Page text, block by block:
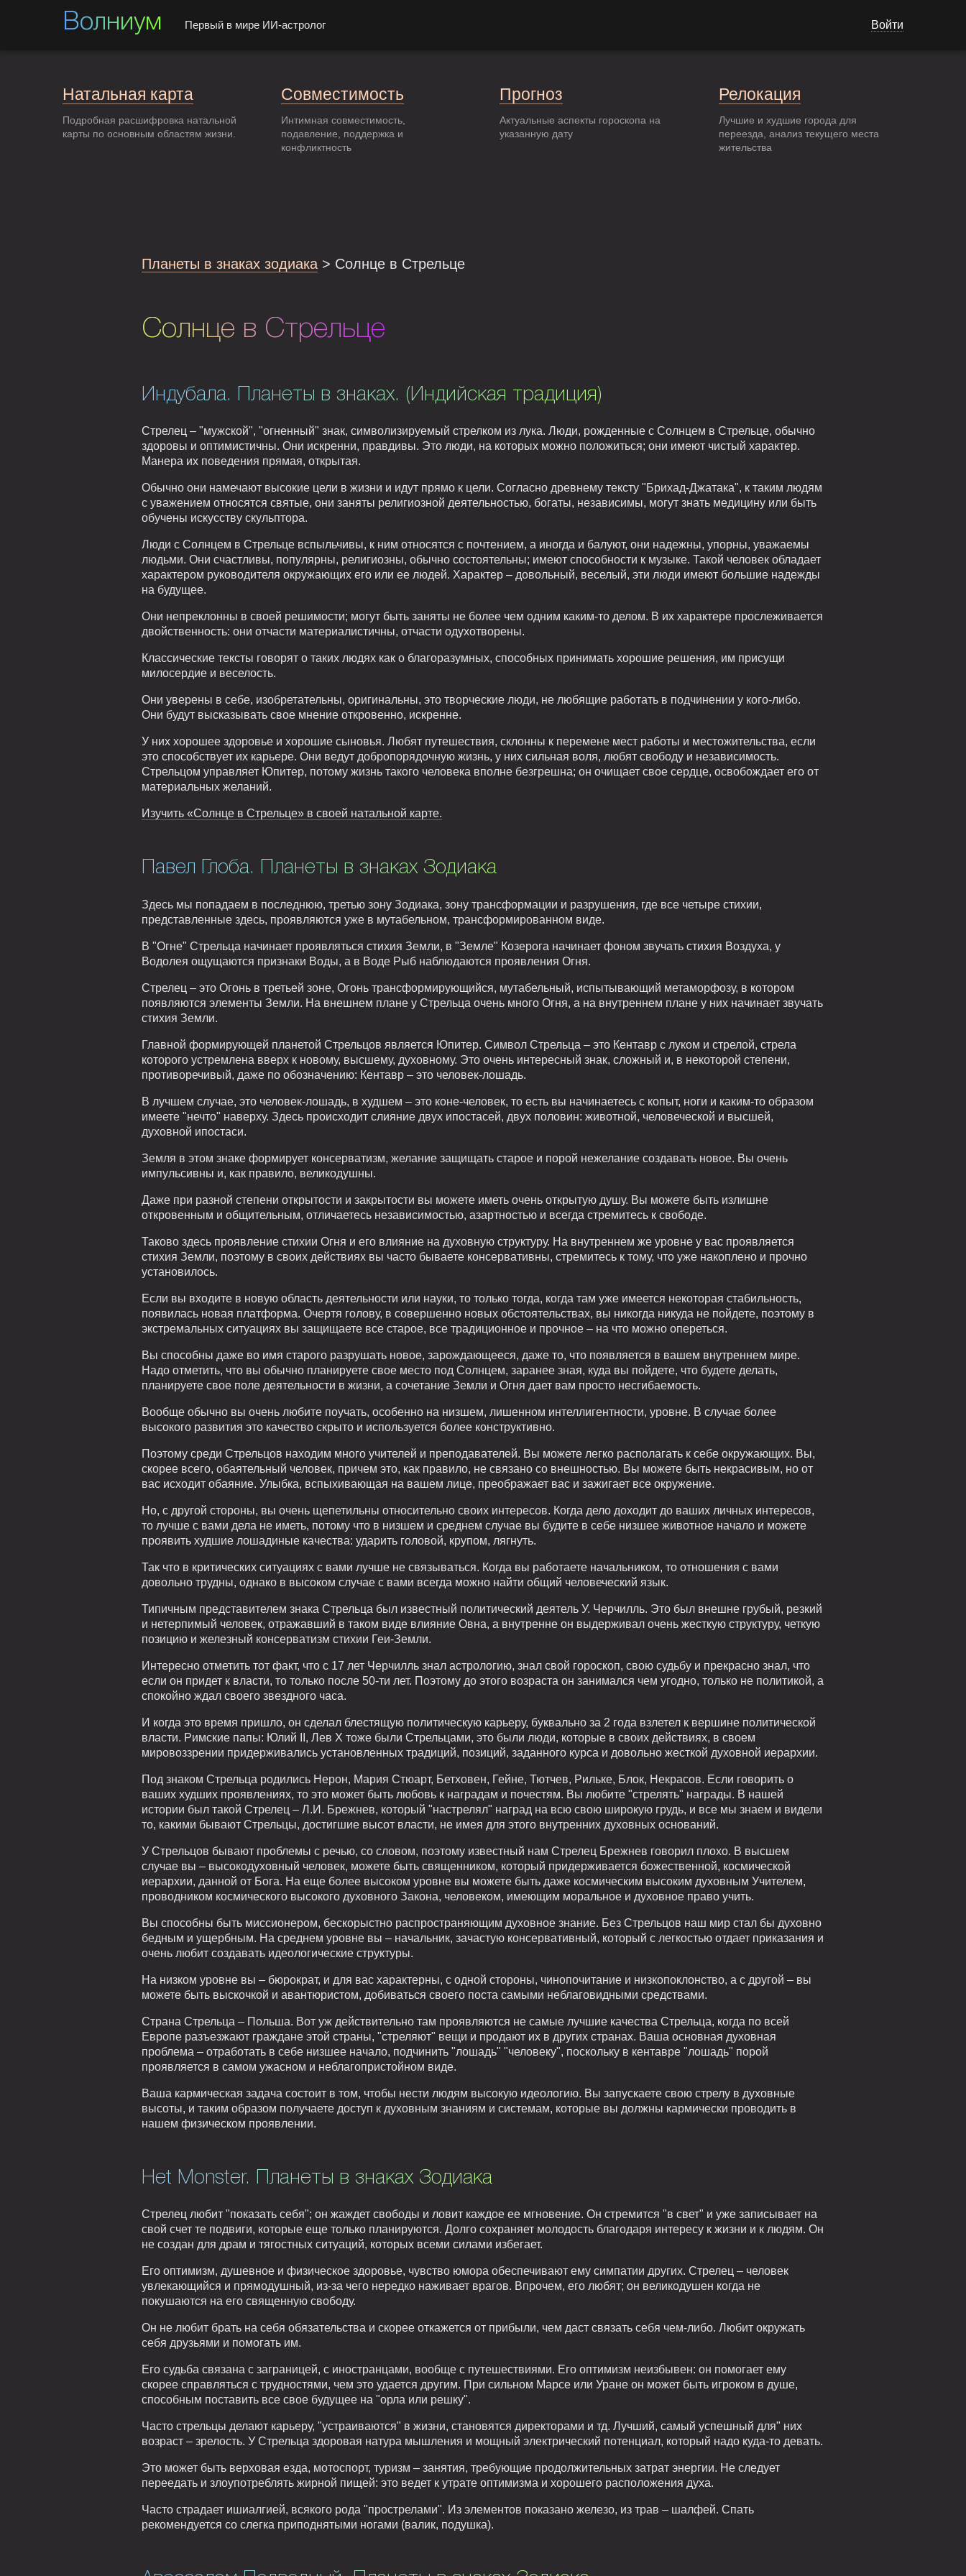
Волниум Первый в мире ИИ-астролог Войти
Натальная карта
Подробная расшифровка натальной
карты по основным областям жизни.
Совместимость
Интимная совместимость,
подавление, поддержка и
конфликтность
Прогноз
Актуальные аспекты гороскопа на
указанную дату
Релокация
Лучшие и худшие города для
переезда, анализ текущего места
жительства
Планеты в знаках зодиака > Солнце в Стрельце
Солнце в Стрельце
Индубала. Планеты в знаках. (Индийская традиция)
Стрелец – "мужской", "огненный" знак, символизируемый стрелком из лука. Люди, рожденные с Солнцем в Стрельце, обычно
здоровы и оптимистичны. Они искренни, правдивы. Это люди, на которых можно положиться; они имеют чистый характер.
Манера их поведения прямая, открытая.
Обычно они намечают высокие цели в жизни и идут прямо к цели. Согласно древнему тексту "Брихад-Джатака", к таким людям
с уважением относятся святые, они заняты религиозной деятельностью, богаты, независимы, могут знать медицину или быть
обучены искусству скульптора.
Люди с Солнцем в Стрельце вспыльчивы, к ним относятся с почтением, а иногда и балуют, они надежны, упорны, уважаемы
людьми. Они счастливы, популярны, религиозны, обычно состоятельны; имеют способности к музыке. Такой человек обладает
характером руководителя окружающих его или ее людей. Характер – довольный, веселый, эти люди имеют большие надежды
на будущее.
Они непреклонны в своей решимости; могут быть заняты не более чем одним каким-то делом. В их характере прослеживается
двойственность: они отчасти материалистичны, отчасти одухотворены.
Классические тексты говорят о таких людях как о благоразумных, способных принимать хорошие решения, им присущи
милосердие и веселость.
Они уверены в себе, изобретательны, оригинальны, это творческие люди, не любящие работать в подчинении у кого-либо.
Они будут высказывать свое мнение откровенно, искренне.
У них хорошее здоровье и хорошие сыновья. Любят путешествия, склонны к перемене мест работы и местожительства, если
это способствует их карьере. Они ведут добропорядочную жизнь, у них сильная воля, любят свободу и независимость.
Стрельцом управляет Юпитер, потому жизнь такого человека вполне безгрешна; он очищает свое сердце, освобождает его от
материальных желаний.
Изучить «Солнце в Стрельце» в своей натальной карте.
Павел Глоба. Планеты в знаках Зодиака
Здесь мы попадаем в последнюю, третью зону Зодиака, зону трансформации и разрушения, где все четыре стихии,
представленные здесь, проявляются уже в мутабельном, трансформированном виде.
В "Огне" Стрельца начинает проявляться стихия Земли, в "Земле" Козерога начинает фоном звучать стихия Воздуха, у
Водолея ощущаются признаки Воды, а в Воде Рыб наблюдаются проявления Огня.
Стрелец – это Огонь в третьей зоне, Огонь трансформирующийся, мутабельный, испытывающий метаморфозу, в котором
появляются элементы Земли. На внешнем плане у Стрельца очень много Огня, а на внутреннем плане у них начинает звучать
стихия Земли.
Главной формирующей планетой Стрельцов является Юпитер. Символ Стрельца – это Кентавр с луком и стрелой, стрела
которого устремлена вверх к новому, высшему, духовному. Это очень интересный знак, сложный и, в некоторой степени,
противоречивый, даже по обозначению: Кентавр – это человек-лошадь.
В лучшем случае, это человек-лошадь, в худшем – это коне-человек, то есть вы начинаетесь с копыт, ноги и каким-то образом
имеете "нечто" наверху. Здесь происходит слияние двух ипостасей, двух половин: животной, человеческой и высшей,
духовной ипостаси.
Земля в этом знаке формирует консерватизм, желание защищать старое и порой нежелание создавать новое. Вы очень
импульсивны и, как правило, великодушны.
Даже при разной степени открытости и закрытости вы можете иметь очень открытую душу. Вы можете быть излишне
откровенным и общительным, отличаетесь независимостью, азартностью и всегда стремитесь к свободе.
Таково здесь проявление стихии Огня и его влияние на духовную структуру. На внутреннем же уровне у вас проявляется
стихия Земли, поэтому в своих действиях вы часто бываете консервативны, стремитесь к тому, что уже накоплено и прочно
установилось.
Если вы входите в новую область деятельности или науки, то только тогда, когда там уже имеется некоторая стабильность,
появилась новая платформа. Очертя голову, в совершенно новых обстоятельствах, вы никогда никуда не пойдете, поэтому в
экстремальных ситуациях вы защищаете все старое, все традиционное и прочное – на что можно опереться.
Вы способны даже во имя старого разрушать новое, зарождающееся, даже то, что появляется в вашем внутреннем мире.
Надо отметить, что вы обычно планируете свое место под Солнцем, заранее зная, куда вы пойдете, что будете делать,
планируете свое поле деятельности в жизни, а сочетание Земли и Огня дает вам просто несгибаемость.
Вообще обычно вы очень любите поучать, особенно на низшем, лишенном интеллигентности, уровне. В случае более
высокого развития это качество скрыто и используется более конструктивно.
Поэтому среди Стрельцов находим много учителей и преподавателей. Вы можете легко располагать к себе окружающих. Вы,
скорее всего, обаятельный человек, причем это, как правило, не связано со внешностью. Вы можете быть некрасивым, но от
вас исходит обаяние. Улыбка, вспыхивающая на вашем лице, преображает вас и зажигает все окружение.
Но, с другой стороны, вы очень щепетильны относительно своих интересов. Когда дело доходит до ваших личных интересов,
то лучше с вами дела не иметь, потому что в низшем и среднем случае вы будите в себе низшее животное начало и можете
проявить худшие лошадиные качества: ударить головой, крупом, лягнуть.
Так что в критических ситуациях с вами лучше не связываться. Когда вы работаете начальником, то отношения с вами
довольно трудны, однако в высоком случае с вами всегда можно найти общий человеческий язык.
Типичным представителем знака Стрельца был известный политический деятель У. Черчилль. Это был внешне грубый, резкий
и нетерпимый человек, отражавший в таком виде влияние Овна, а внутренне он выдерживал очень жесткую структуру, четкую
позицию и железный консерватизм стихии Геи-Земли.
Интересно отметить тот факт, что с 17 лет Черчилль знал астрологию, знал свой гороскоп, свою судьбу и прекрасно знал, что
если он придет к власти, то только после 50-ти лет. Поэтому до этого возраста он занимался чем угодно, только не политикой, а
спокойно ждал своего звездного часа.
И когда это время пришло, он сделал блестящую политическую карьеру, буквально за 2 года взлетел к вершине политической
власти. Римские папы: Юлий II, Лев Х тоже были Стрельцами, это были люди, которые в своих действиях, в своем
мировоззрении придерживались установленных традиций, позиций, заданного курса и довольно жесткой духовной иерархии.
Под знаком Стрельца родились Нерон, Мария Стюарт, Бетховен, Гейне, Тютчев, Рильке, Блок, Некрасов. Если говорить о
ваших худших проявлениях, то это может быть любовь к наградам и почестям. Вы любите "стрелять" награды. В нашей
истории был такой Стрелец – Л.И. Брежнев, который "настрелял" наград на всю свою широкую грудь, и все мы знаем и видели
то, какими бывают Стрельцы, достигшие высот власти, не имея для этого внутренних духовных оснований.
У Стрельцов бывают проблемы с речью, со словом, поэтому известный нам Стрелец Брежнев говорил плохо. В высшем
случае вы – высокодуховный человек, можете быть священником, который придерживается божественной, космической
иерархии, данной от Бога. На еще более высоком уровне вы можете быть даже космическим высоким духовным Учителем,
проводником космического высокого духовного Закона, человеком, имеющим моральное и духовное право учить.
Вы способны быть миссионером, бескорыстно распространяющим духовное знание. Без Стрельцов наш мир стал бы духовно
бедным и ущербным. На среднем уровне вы – начальник, зачастую консервативный, который с легкостью отдает приказания и
очень любит создавать идеологические структуры.
На низком уровне вы – бюрократ, и для вас характерны, с одной стороны, чинопочитание и низкопоклонство, а с другой – вы
можете быть выскочкой и авантюристом, добиваться своего поста самыми неблаговидными средствами.
Страна Стрельца – Польша. Вот уж действительно там проявляются не самые лучшие качества Стрельца, когда по всей
Европе разъезжают граждане этой страны, "стреляют" вещи и продают их в других странах. Ваша основная духовная
проблема – отработать в себе низшее начало, подчинить "лошадь" "человеку", поскольку в кентавре "лошадь" порой
проявляется в самом ужасном и неблагопристойном виде.
Ваша кармическая задача состоит в том, чтобы нести людям высокую идеологию. Вы запускаете свою стрелу в духовные
высоты, и таким образом получаете доступ к духовным знаниям и системам, которые вы должны кармически проводить в
нашем физическом проявлении.
Het Monster. Планеты в знаках Зодиака
Стрелец любит "показать себя"; он жаждет свободы и ловит каждое ее мгновение. Он стремится "в свет" и уже записывает на
свой счет те подвиги, которые еще только планируются. Долго сохраняет молодость благодаря интересу к жизни и к людям. Он
не создан для драм и тягостных ситуаций, которых всеми силами избегает.
Его оптимизм, душевное и физическое здоровье, чувство юмора обеспечивают ему симпатии других. Стрелец – человек
увлекающийся и прямодушный, из-за чего нередко наживает врагов. Впрочем, его любят; он великодушен когда не
покушаются на его священную свободу.
Он не любит брать на себя обязательства и скорее откажется от прибыли, чем даст связать себя чем-либо. Любит окружать
себя друзьями и помогать им.
Его судьба связана с заграницей, с иностранцами, вообще с путешествиями. Его оптимизм неизбывен: он помогает ему
скорее справляться с трудностями, чем это удается другим. При сильном Марсе или Уране он может быть игроком в душе,
способным поставить все свое будущее на "орла или решку".
Часто стрельцы делают карьеру, "устраиваются" в жизни, становятся директорами и тд. Лучший, самый успешный для" них
возраст – зрелость. У Стрельца здоровая натура мышления и мощный электрический потенциал, который надо куда-то девать.
Это может быть верховая езда, мотоспорт, туризм – занятия, требующие продолжительных затрат энергии. Не следует
переедать и злоупотреблять жирной пищей: это ведет к утрате оптимизма и хорошего расположения духа.
Часто страдает ишиалгией, всякого рода "прострелами". Из элементов показано железо, из трав – шалфей. Спать
рекомендуется со слегка приподнятыми ногами (валик, подушка).